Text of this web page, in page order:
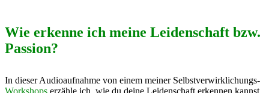
Wie erkenne ich meine Leidenschaft bzw.
Passion?
In dieser Audioaufnahme von einem meiner Selbstverwirklichungs-
Workshops erzähle ich, wie du deine Leidenschaft erkennen kannst.